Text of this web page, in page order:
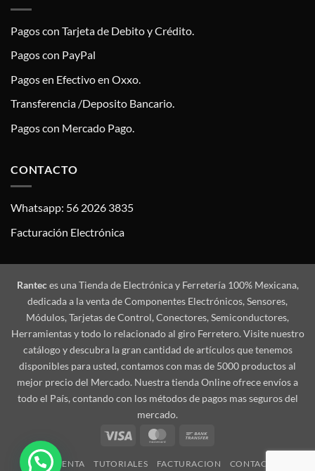
Pagos con Tarjeta de Debito y Crédito.
Pagos con PayPal
Pagos en Efectivo en Oxxo.
Transferencia /Deposito Bancario.
Pagos con Mercado Pago.
CONTACTO
Whatsapp: 56 2026 3835
Facturación Electrónica
Ranteces una Tienda de Electrónica y Ferretería 100% Mexicana,
dedicada a la venta de Componentes Electrónicos, Sensores,
Módulos, Tarjetas de Control, Conectores, Semiconductores,
Herramientas y todo lo relacionado al giro Ferretero. Visite nuestro
catálogo y descubra la gran cantidad de artículos que tenemos
disponibles para usted, contamos con mas de 5000 productos al
mejor precio del Mercado. Nuestra tienda Online ofrece envíos a
todo el País, contando con los métodos de pagos mas seguros del
mercado.
Visa
MasterCard
MI CUENTA TUTORIALES FACTURACION CONTACTO